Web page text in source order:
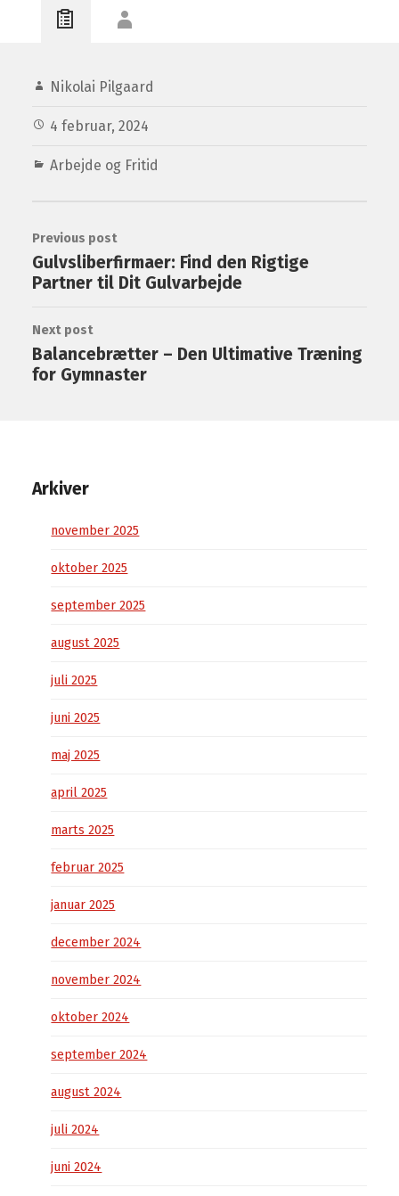
Nikolai Pilgaard
4 februar, 2024
Arbejde og Fritid
Previous post
Gulvsliberfirmaer: Find den Rigtige
Partner til Dit Gulvarbejde
Next post
Balancebrætter – Den Ultimative Træning
for Gymnaster
Arkiver
november 2025
oktober 2025
september 2025
august 2025
juli 2025
juni 2025
maj 2025
april 2025
marts 2025
februar 2025
januar 2025
december 2024
november 2024
oktober 2024
september 2024
august 2024
juli 2024
juni 2024